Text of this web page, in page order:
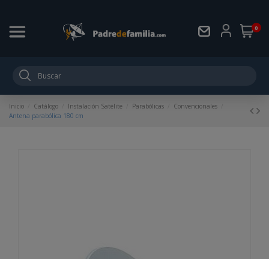
0
Inicio Catálogo Instalación Satélite Parabólicas
Convencionales
Antena parabólica 180 cm